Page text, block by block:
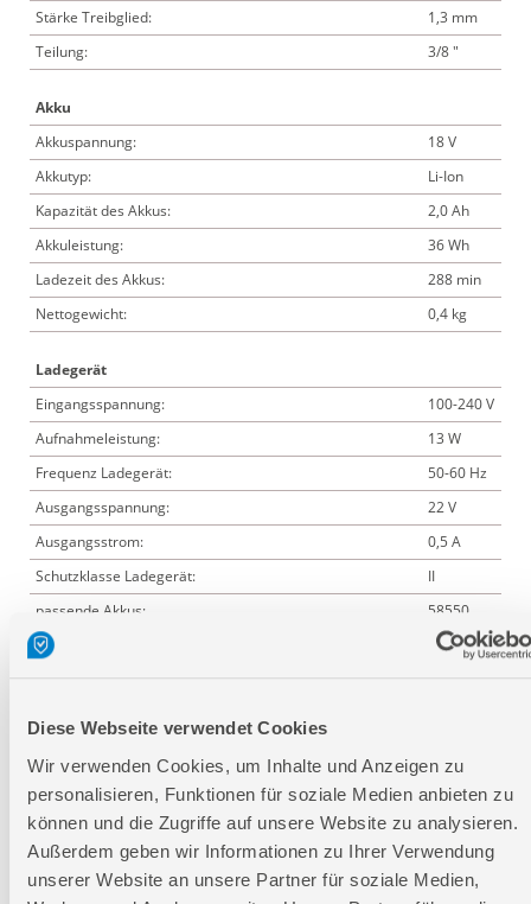
Diese Webseite verwendet Cookies
Wir verwenden Cookies, um Inhalte und Anzeigen zu
personalisieren, Funktionen für soziale Medien anbieten zu
können und die Zugriffe auf unsere Website zu analysieren.
Außerdem geben wir Informationen zu Ihrer Verwendung
unserer Website an unsere Partner für soziale Medien,
Stärke Treibglied:
1,3 mm
Teilung:
3/8 "
Akku
Akkuspannung:
18 V
Akkutyp:
Li-Ion
Kapazität des Akkus:
2,0 Ah
Akkuleistung:
36 Wh
Ladezeit des Akkus:
288 min
Nettogewicht:
0,4 kg
Ladegerät
Eingangsspannung:
100-240 V
Aufnahmeleistung:
13 W
Frequenz Ladegerät:
50-60 Hz
Ausgangsspannung:
22 V
Ausgangsstrom:
0,5 A
Schutzklasse Ladegerät:
II
passende Akkus:
58550
Akkupack
AP 18-20
P
Akkupack
AP 18-40
P
Akkupack